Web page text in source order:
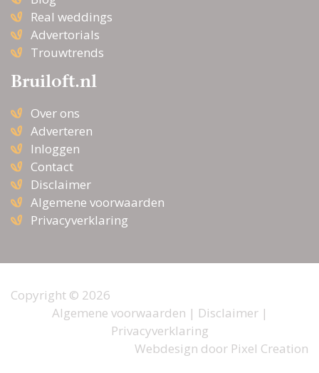
Real weddings
Advertorials
Trouwtrends
Bruiloft.nl
Over ons
Adverteren
Inloggen
Contact
Disclaimer
Algemene voorwaarden
Privacyverklaring
Copyright © 2026
Algemene voorwaarden | Disclaimer|
Privacyverklaring
Webdesign door Pixel Creation